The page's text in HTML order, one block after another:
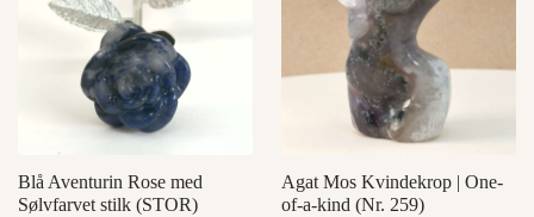
Blå Aventurin Rose med
Sølvfarvet stilk (STOR)
Agat Mos Kvindekrop | One-
of-a-kind (Nr. 259)